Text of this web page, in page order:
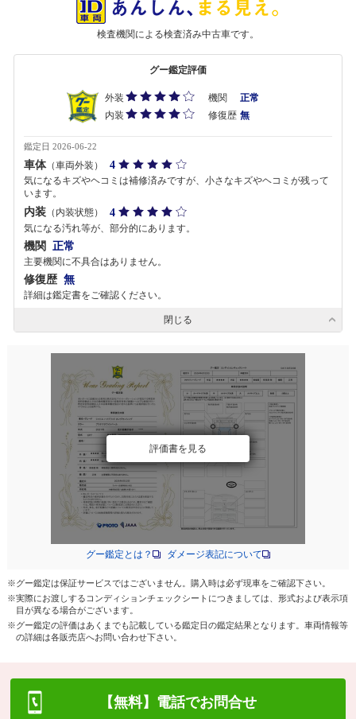
検査機関による検査済み中古車です。
グー鑑定評価
外装 機関
正常
内装
修復歴 無
鑑定日 2026-06-22
車体（車両外装） 4
気になるキズやヘコミは補修済みですが、小さなキズやヘコミが残って
います。
内装 （内装状態） 4
気になる汚れ等が、部分的にあります。
機関 正常
主要機関に不具合はありません。
修復歴 無
詳細は鑑定書をご確認ください。
閉じる
評価書を見る
グー鑑定とは？ ダメージ表記について
※グー鑑定は保証サービスではございません。購入時は必ず現車をご確認下さい。
※実際にお渡しするコンディションチェックシートにつきましては、形式および表示項
目が異なる場合がございます。
※グー鑑定の評価はあくまでも記載している鑑定日の鑑定結果となります。車両情報等
の詳細は各販売店へお問い合わせ下さい。
【無料】電話でお問合せ